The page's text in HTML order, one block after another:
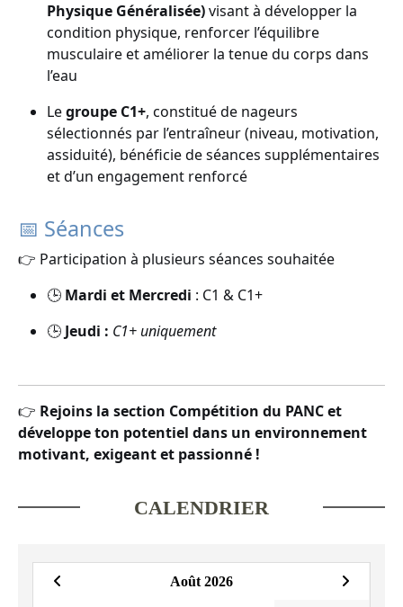
Physique Généralisée)visant à développer la
condition physique, renforcer l’équilibre
musculaire et améliorer la tenue du corps dans
l’eau
Legroupe C1+, constitué de nageurs
sélectionnés par l’entraîneur (niveau, motivation,
assiduité), bénéficie de séances supplémentaires
et d’un engagement renforcé
📅 Séances
👉 Participation à plusieurs séances souhaitée
🕒 Mardi et Mercredi : C1 & C1+
🕒 Jeudi : C1+ uniquement
👉 Rejoins la section Compétition du PANC et
développe ton potentiel dans un environnement
motivant, exigeant et passionné !
CALENDRIER
Août 2026